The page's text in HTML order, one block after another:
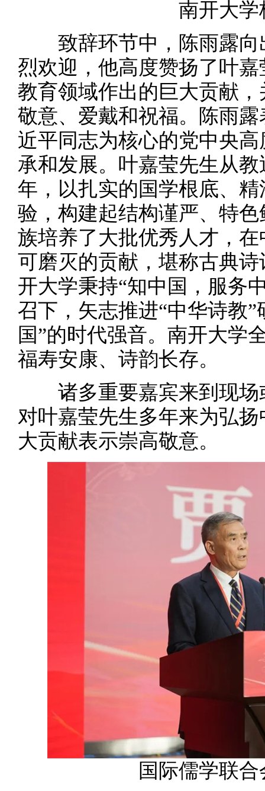
南开大学
致辞环节中，陈雨露向
烈欢迎，他高度赞扬了叶
教育领域作出的巨大贡献
敬意、爱戴和祝福。陈雨
近平同志为核心的党中央
承和发展。叶嘉莹先生从
年，以扎实的国学根底、
验，构建起结构谨严、特
族培养了大批优秀人才，
可磨灭的贡献，堪称古典诗
开大学秉持“知中国，服务
召下，矢志推进“中华诗教
国”的时代强音。南开大学
福寿安康、诗韵长存。
诸多重要嘉宾来到现场
对叶嘉莹先生多年来为弘
大贡献表示崇高敬意。
国际儒学联